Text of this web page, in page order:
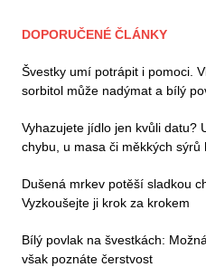
DOPORUČENÉ ČLÁNKY
Švestky umí potrápit i pomoci.
sorbitol může nadýmat a bílý
Vyhazujete jídlo jen kvůli datu?
chybu, u masa či měkkých
Dušená mrkev potěší sladkou
Vyzkoušejte ji krok za krokem
Bílý povlak na švestkách:
však poznáte čerstvost